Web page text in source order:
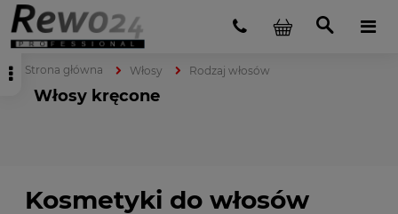
Strona główna Włosy Rodzaj włosów
Włosy kręcone
Kosmetyki do włosów